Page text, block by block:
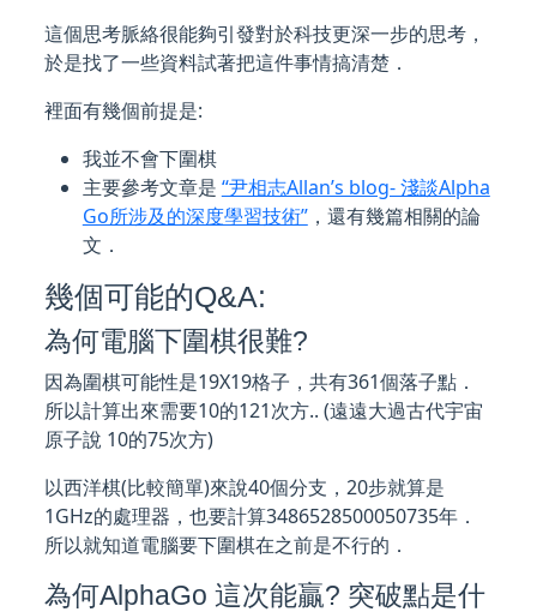
這個思考脈絡很能夠引發對於科技更深一步的思考，
於是找了一些資料試著把這件事情搞清楚．
裡面有幾個前提是:
我並不會下圍棋
主要參考文章是 “尹相志Allan’s blog- 淺談Alpha
Go所涉及的深度學習技術”，還有幾篇相關的論
文．
幾個可能的Q&A:
為何電腦下圍棋很難?
因為圍棋可能性是19X19格子，共有361個落子點．
所以計算出來需要10的121次方.. (遠遠大過古代宇宙
原子說 10的75次方)
以西洋棋(比較簡單)來說40個分支，20步就算是
1GHz的處理器，也要計算3486528500050735年．
所以就知道電腦要下圍棋在之前是不行的．
為何AlphaGo 這次能贏? 突破點是什